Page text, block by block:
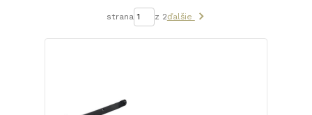
strana z 2ďalšie